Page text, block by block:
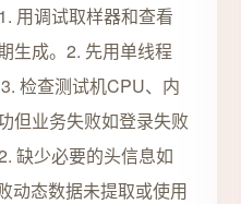
用调试取样器和查看
生成。2. 先用单线程
检查测试机CPU、内
但业务失败如登录失败
缺少必要的头信息如
动态数据未提取或使用